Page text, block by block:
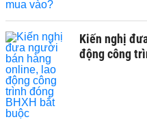
Kiến nghị
động công